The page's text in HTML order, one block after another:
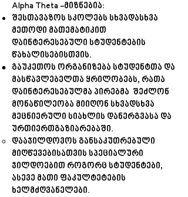
Alpha Theta -მიზნებია:
შესთავაზოს სკოლებს სხვადასხვა
მეთოდი მათემატიკით
დაინტერესებული სტუდენტების
წახალისებისთვის.
გაუკეთოს ორგანიზება სტუდენტთა და
მასწავლებელთა ყრილობებს, რათა
დაინტერესებულმა პირებმა შეძლონ
მონაწილეობა მიიღონ სხვადსხვა
მეცნიერული სიახლის დანერგვასა და
ურთიერთგაზიარებაში.
დააჯილდოვოს განსაკუთრებული
მიღწევებისათვის სპეციალური
ჯილდოებით როგორც სტუდენტები,
ასევე მათი ფაკულტეტების
ხელმძღვანელები.